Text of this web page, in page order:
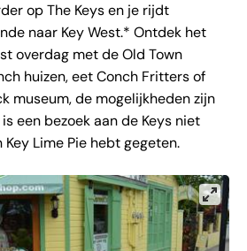
op The Keys en je rijdt
naar Key West.* Ontdek het
overdag met de Old Town
huizen, eet Conch Fritters of
museum, de mogelijkheden zijn
een bezoek aan de Keys niet
Lime Pie hebt gegeten.